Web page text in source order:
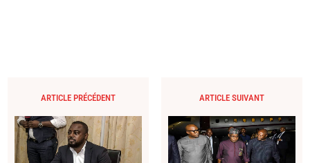
ARTICLE PRÉCÉDENT ARTICLE SUIVANT